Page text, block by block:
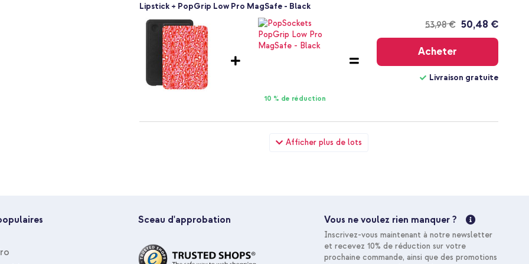
Afficher plus de lots
Lipstick + PopGrip Low Pro MagSafe - Black
10 % de réduction
53,98 €
Livraison
50,48 €
Acheter
Livraison gratuite
Selencia Étui de liseuse portefeuille Vivid Kobo Clara Colour / Clara BW - Wild Spots
Lipstick + Câble tressé magnétique - USB-C vers USB-C - 1 mètre - Noir
10 % de réduction
Livraison gratuite
Sceau d'approbation Vous ne voulez rien manquer ?
Inscrivez-vous maintenant à notre newsletter
et recevez 10% de réduction sur votre
prochaine commande, ainsi que des promotions